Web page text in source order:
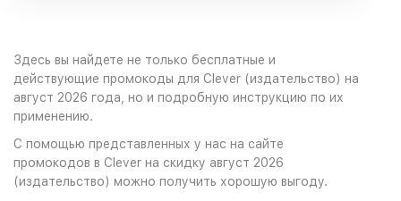
Здесь вы найдете не только бесплатные и
действующие промокоды для Clever (издательство) на
август 2026 года, но и подробную инструкцию по их
применению.
С помощью представленных у нас на сайте
промокодов в Clever на скидку август 2026
(издательство) можно получить хорошую выгоду.